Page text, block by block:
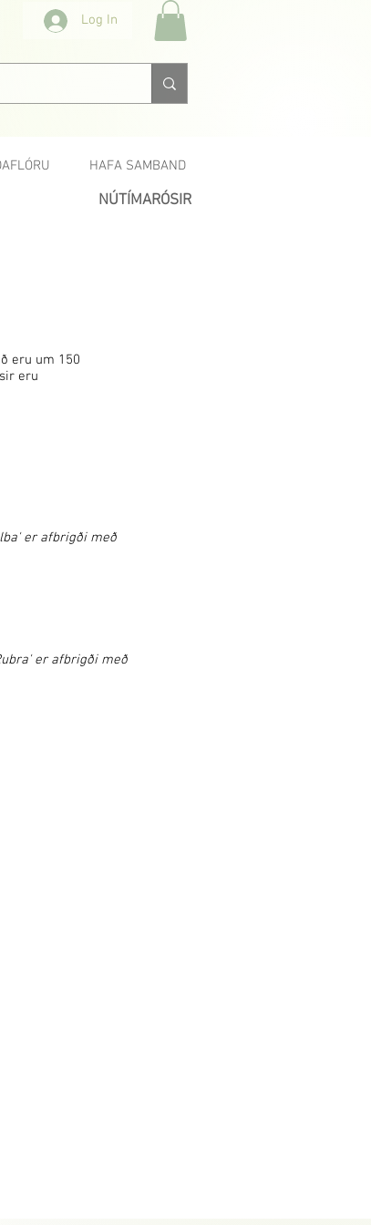
Log In
HAFA SAMBAND
NÚTÍMARÓSIR
eru um 150
eru
er afbrigði með
er afbrigði með